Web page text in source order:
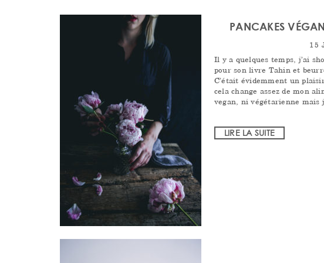
PANCAKES
15
Il y a quelques temps, j’ai
pour son livre Tahin et
C’était évidemment un
cela change assez de mon
vegan, ni végétarienne mais
LIRE LA SUITE